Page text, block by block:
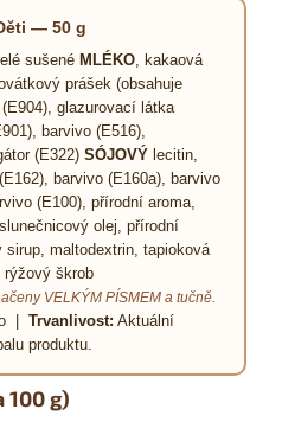
— 50 g
sušené MLÉKO, kakaová
prášek (obsahuje
glazurovací látka
barvivo (E516),
(E322) SÓJOVÝlecitin,
barvivo (E160a), barvivo
(E100), přírodní aroma,
olej, přírodní
maltodextrin, tapioková
rýžový škrob
VELKÝM PÍSMEM a tučně.
| Trvanlivost: Aktuální
produktu.
100 g)